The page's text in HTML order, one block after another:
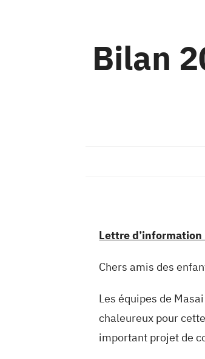
Bilan
Lettre
Chers amis des
Les équipes de
chaleureux pour
important projet de